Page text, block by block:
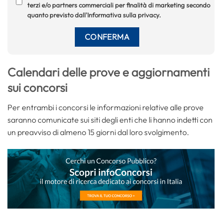
terzi e/o partners commerciali per finalità di marketing secondo
quanto previsto dall'Informativa sulla privacy.
Calendari delle prove e aggiornamenti
sui concorsi
Per entrambi i concorsi le informazioni relative alle prove
saranno comunicate sui siti degli enti che li hanno indetti con
un preavviso di almeno 15 giorni dal loro svolgimento.